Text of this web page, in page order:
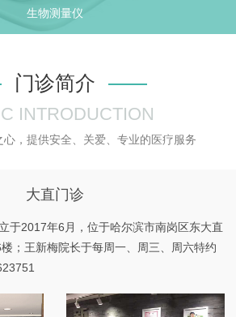
生物测量仪
门诊简介
INTRODUCTION
心，提供安全、关爱、专业的医疗服务
大直门诊
于2017年6月，位于哈尔滨市南岗区东大直
；王新梅院长于每周一、周三、周六特约